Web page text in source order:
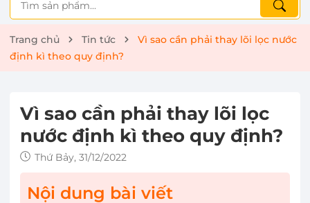
Trang chủ Tin tức
Vì sao cần phải thay lõi lọc nước
định kì theo quy định?
Vì sao cần phải thay lõi lọc
nước định kì theo quy định?
Thứ Bảy, 31/12/2022
Nội dung bài viết